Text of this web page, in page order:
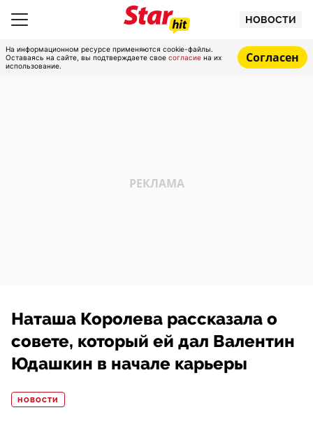
НОВОСТИ
На информационном ресурсе применяются cookie-файлы.
Оставаясь на сайте, вы подтверждаете свое согласие на их
использование.
Согласен
Наташа Королева рассказала о
совете, который ей дал Валентин
Юдашкин в начале карьеры
НОВОСТИ